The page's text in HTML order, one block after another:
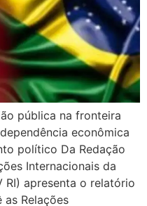
pública na fronteira
econômica
político Da Redação
Internacionais da
RI) apresenta o relatório
as Relações